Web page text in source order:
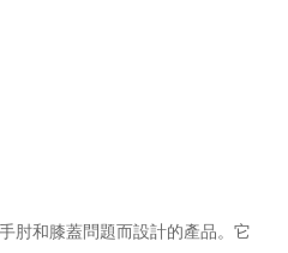
肘和膝蓋問題而設計的產品。它